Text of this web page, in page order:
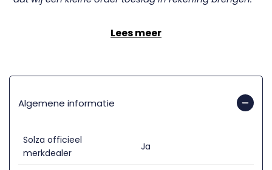
Lees meer
Algemene informatie
Solza officieel
merkdealer
Ja